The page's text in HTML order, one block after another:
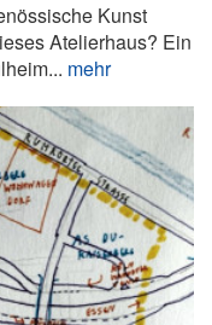
Kunst
Atelierhaus? Ein
mehr